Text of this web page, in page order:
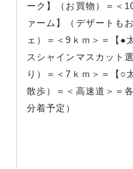
ーク】（お買物）＝＜
ァーム】（デザートも
ェ）＝＜9ｋｍ＞＝【●
スシャインマスカット
り）＝＜7ｋｍ＞＝【○
散歩）＝＜高速道＞＝
分着予定）